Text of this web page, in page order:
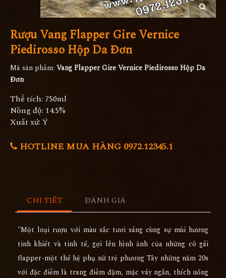
Rượu Vang Flapper Gire Vernice
Piedirosso Hộp Da Đơn
Mã sản phẩm: Vang Flapper Gire Vernice Piedirosso Hộp Da
Đơn
Thể tích: 750ml
Nồng độ: 14.5%
Xuất xứ: Ý
HOTLINE MUA HÀNG 0972.12345.1
CHI TIẾT ĐÁNH GIÁ
"Một loại rượu với màu sắc tươi sáng cùng sự mùi hương
tinh khiết và tinh tế, gợi lên hình ảnh của những cô gái
flapper-một thế hệ phụ nữ trẻ phương Tây những năm 20s
với đặc điểm là trang điểm đậm, mặc váy ngắn, thích uống